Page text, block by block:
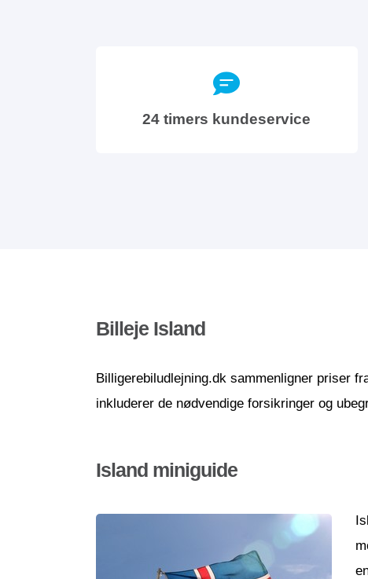
24 timers kundeservice
Billeje Island
Billigerebiludlejning.dk sammenligner priser
inkluderer de nødvendige forsikringer og
Island miniguide